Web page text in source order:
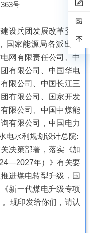
号
设兵团发展改革委、
国家能源局各派出机
网有限责任公司、中
有限公司、中国华电
限公司、中国长江三
有限公司、国家开发
限公司、中国中煤能
有限公司，中国电力
电水利规划设计总院:
决策部署，落实《加
年）》有关要
进煤电转型升级，国
新一代煤电升级专项
现印发给你们，请认